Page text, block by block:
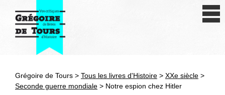
Antiquité
Grégoire de Tours > Tous les livres d'Histoire > XXe siècle >
Seconde guerre mondiale > Notre espion chez Hitler